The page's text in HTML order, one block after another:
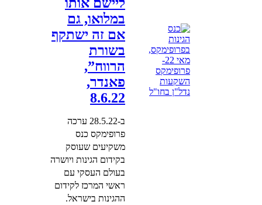
במלואו, גם
אם זה ישתקף
בשורת
הרווח”,
פאנדר,
8.6.22
ב-28.5.22 ערכה
פרופימקס כנס
משקיעים שעוסק
בקידום הגינות ויושרה
בעולם העסקי עם
ראשי המרכז לקידום
ההגינות בישראל.